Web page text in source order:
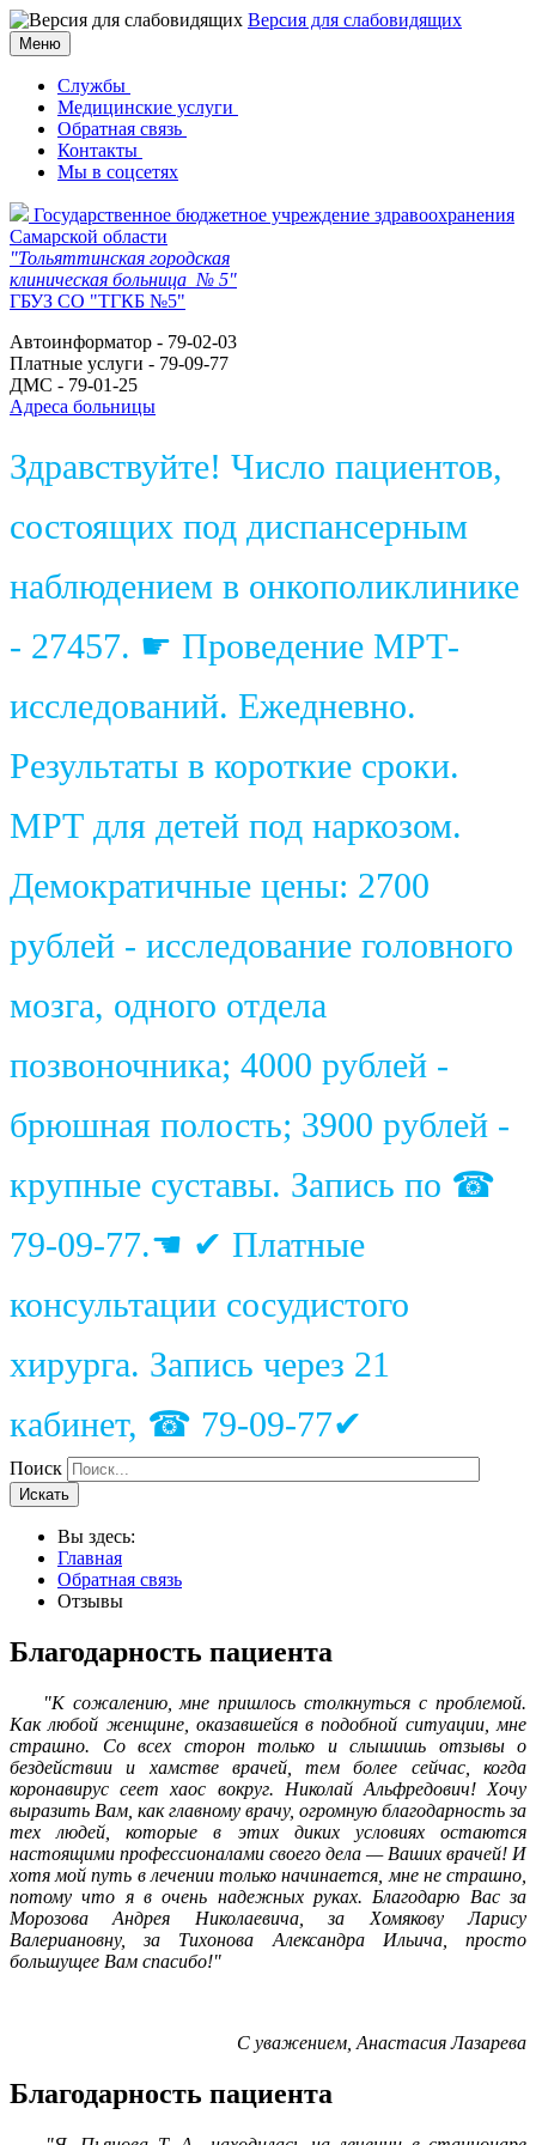
Версия для слабовидящих
Меню
Службы
Медицинские услуги
Обратная связь
Контакты
Мы в соцсетях
Государственное бюджетное учреждение здравоохранения
Самарской области
"Тольяттинская городская
клиническая больница № 5"
ГБУЗ СО "ТГКБ №5"
Автоинформатор - 79-02-03
Платные услуги - 79-09-77
ДМС - 79-01-25
Адреса больницы
Здравствуйте! Число пациентов,
состоящих под диспансерным
наблюдением в онкополиклинике
- 27457. ☛ Проведение МРТ-
исследований. Ежедневно.
Результаты в короткие сроки.
МРТ для детей под наркозом.
Демократичные цены: 2700
рублей - исследование головного
мозга, одного отдела
позвоночника; 4000 рублей -
брюшная полость; 3900 рублей -
крупные суставы. Запись по ☎
79-09-77.☚ ✔ Платные
консультации сосудистого
хирурга. Запись через 21
кабинет, ☎ 79-09-77✔
Поиск
Искать
Вы здесь:
Главная
Обратная связь
Отзывы
Благодарность пациента
"К сожалению, мне пришлось столкнуться с проблемой.
Как любой женщине, оказавшейся в подобной ситуации, мне
страшно. Со всех сторон только и слышишь отзывы о
бездействии и хамстве врачей, тем более сейчас, когда
коронавирус сеет хаос вокруг. Николай Альфредович! Хочу
выразить Вам, какглавному врачу, огромную благодарность за
тех людей, которые в этих диких условиях остаются
настоящими профессионалами своего дела — Ваших врачей! И
хотя мой путь в лечении только начинается, мне не страшно,
потому что я в очень надежных руках. Благодарю Вас за
Морозова Андрея Николаевича, за Хомякову Ларису
Валериановну, за Тихонова Александра Ильича, просто
большущее Вам спасибо!"
С уважением, Анастасия Лазарева
Благодарность пациента